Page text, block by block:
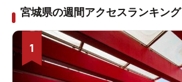
宮城県の週間アクセスランキング
1